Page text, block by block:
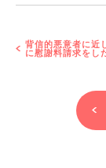
背信的悪意者に近
に慰謝料請求をし